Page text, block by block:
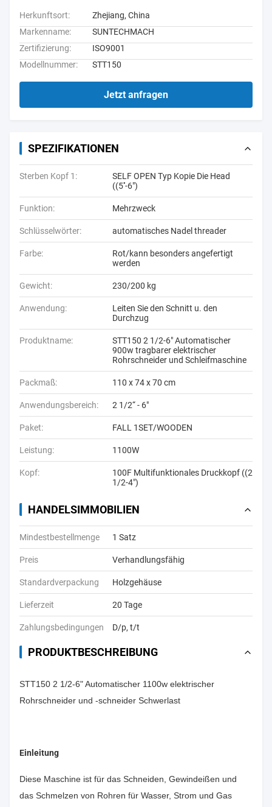
Herkunftsort:
Zhejiang, China
Markenname:
SUNTECHMACH
Zertifizierung:
ISO9001
Modellnummer:
STT150
Jetzt anfragen
SPEZIFIKATIONEN
Sterben Kopf 1:
SELF OPEN Typ Kopie Die Head
((5''-6")
Funktion: Mehrzweck
Schlüsselwörter: automatisches Nadel threader
Farbe:
Rot/kann besonders angefertigt
werden
Gewicht: 230/200 kg
Anwendung:
Leiten Sie den Schnitt u. den
Durchzug
Produktname:
STT150 2 1/2-6" Automatischer
900w tragbarer elektrischer
Rohrschneider und Schleifmaschine
Packmaß: 110 x 74 x 70 cm
Anwendungsbereich: 2 1/2“ - 6"
Paket: FALL 1SET/WOODEN
Leistung: 1100W
Kopf:
100F Multifunktionales Druckkopf ((2
1/2-4")
HANDELSIMMOBILIEN
Mindestbestellmenge 1 Satz
Preis Verhandlungsfähig
Standardverpackung Holzgehäuse
Lieferzeit 20 Tage
Zahlungsbedingungen D/p, t/t
PRODUKTBESCHREIBUNG
STT150 2 1/2-6" Automatischer 1100w elektrischer
Rohrschneider und -schneider Schwerlast
Einleitung
Diese Maschine ist für das Schneiden, Gewindeißen und
das Schmelzen von Rohren für Wasser, Strom und Gas